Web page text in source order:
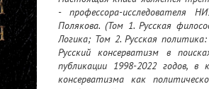
- профессора-исследователя
Полякова. (Том 1. Русская
Логика; Том 2. Русская
Русский консерватизм в
публикации 1998-2022 годов, в
консерватизма как